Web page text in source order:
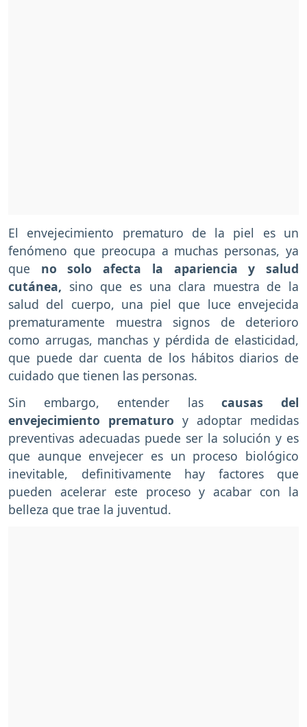
El envejecimiento prematuro de la piel es un
fenómeno que preocupa a muchas personas, ya
que no solo afecta la apariencia y salud
cutánea, sino que es una clara muestra de la
salud del cuerpo, una piel que luce envejecida
prematuramente muestra signos de deterioro
como arrugas, manchas y pérdida de elasticidad,
que puede dar cuenta de los hábitos diarios de
cuidado que tienen las personas.
Sin embargo, entender lascausas del
envejecimiento prematuro y adoptar medidas
preventivas adecuadas puede ser la solución y es
que aunque envejecer es un proceso biológico
inevitable, definitivamente hay factores que
pueden acelerar este proceso y acabar con la
belleza que trae la juventud.